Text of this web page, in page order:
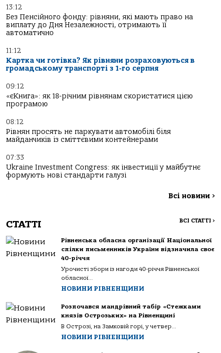
13:12
Без Пенсійного фонду: рівняни, які мають право на
виплату до Дня Незалежності, отримають її
автоматично
11:12
Картка чи готівка? Як рівняни розраховуються в
громадському транспорті з 1-го серпня
09:12
«єКнига»: як 18-річним рівнянам скористатися цією
програмою
08:12
Рівнян просять не паркувати автомобілі біля
майданчиків із сміттєвими контейнерами
07:33
Ukraine Investment Congress: як інвестиції у майбутнє
формують нові стандарти галузі
Всі новини >
СТАТТІ ВСІ СТАТТІ >
Рівненська обласна організації Національної
спілки письменників України відзначила своє
40-річчя
Урочисті збори із нагоди 40-річчя Рівненської
обласної...
НОВИНИ РІВНЕНЩИНИ
Розпочався мандрівний табір «Стежками
князів Острозьких» на Рівненщині
В Острозі, на Замковій горі, у четвер...
НОВИНИ РІВНЕНЩИНИ